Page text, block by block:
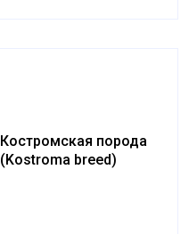
Костромская порода
(Kostroma breed)